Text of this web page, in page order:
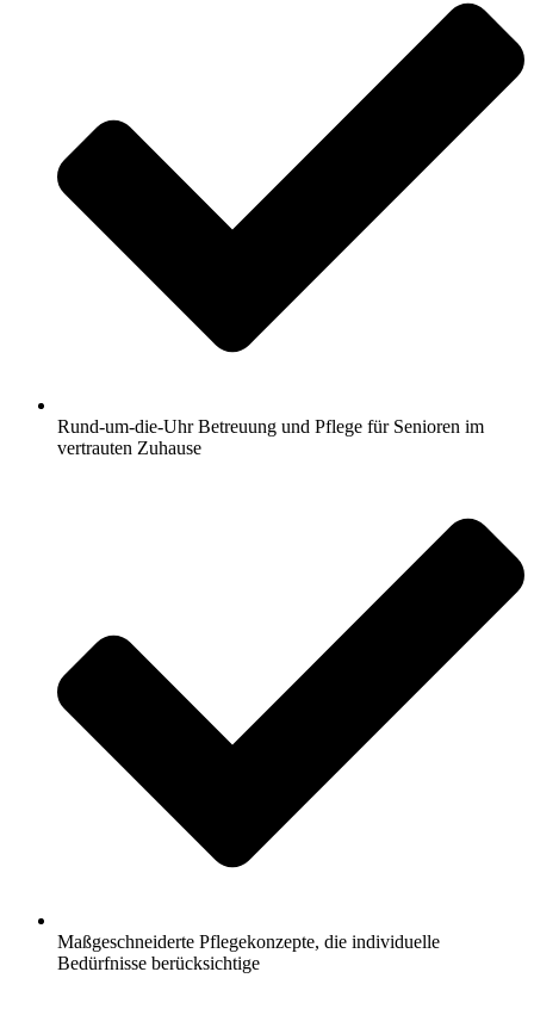
Rund-um-die-Uhr Betreuung und Pflege für Senioren im
vertrauten Zuhause
Maßgeschneiderte Pflegekonzepte, die individuelle
Bedürfnisse berücksichtige